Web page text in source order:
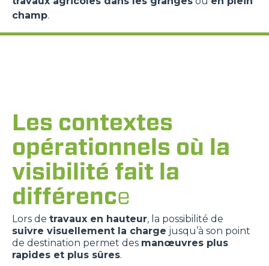
champ.
Les contextes
opérationnels où la
visibilité fait la
différence
Lors de travaux en hauteur, la possibilité de
suivre visuellement la charge jusqu’à son point
de destination permet des manœuvres plus
rapides et plus sûres.